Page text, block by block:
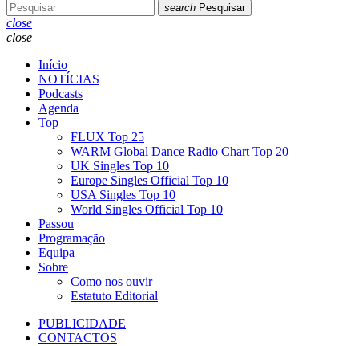
search Pesquisar
close
close
Início
NOTÍCIAS
Podcasts
Agenda
Top
FLUX Top 25
WARM Global Dance Radio Chart Top 20
UK Singles Top 10
Europe Singles Official Top 10
USA Singles Top 10
World Singles Official Top 10
Passou
Programação
Equipa
Sobre
Como nos ouvir
Estatuto Editorial
PUBLICIDADE
CONTACTOS